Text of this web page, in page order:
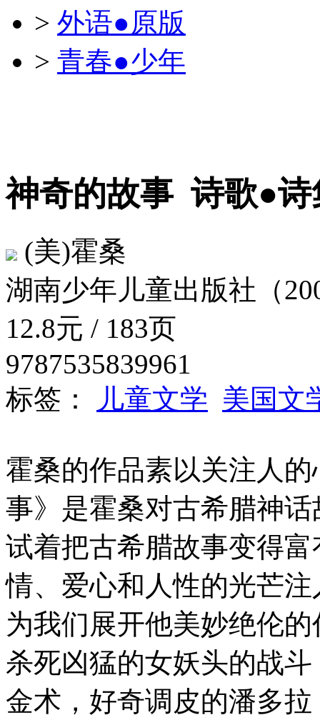
> 外语●原版
> 青春●少年
神奇的故事 诗歌●诗
(美)霍桑
湖南少年儿童出版社（
12.8元 / 183页
9787535839961
标签：
儿童文学 美国文
霍桑的作品素以关注人
事》是霍桑对古希腊神
试着把古希腊故事变得
情、爱心和人性的光芒
为我们展开他美妙绝伦
杀死凶猛的女妖头的战
金术，好奇调皮的潘多